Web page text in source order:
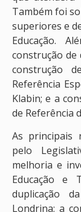
Também foi
superiores e
Educação.
construção de
construção
Referência
Klabin; e a
de Referência
As principais
pelo
melhoria e
Educação e
duplicação
Londrina; a